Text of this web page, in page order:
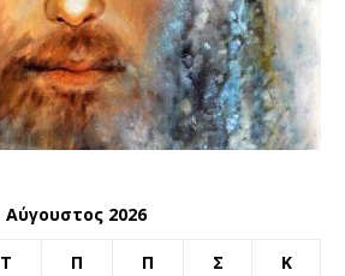
Αύγουστος 2026
Τ Π Π Σ Κ